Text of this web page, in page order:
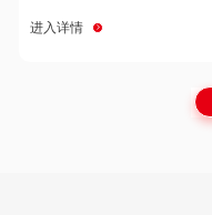
进入详情